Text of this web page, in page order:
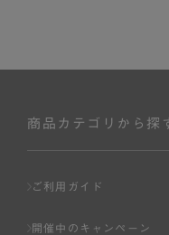
ません。
ページへの入力、また
商品カテゴリから探
ご利用ガイド
開催中のキャンペーン